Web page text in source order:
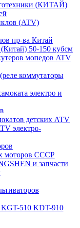
(КИТАЙ)
(ATV)
пр-ва Китай
(Китай) 50-150 кубсм
мопедов ATV
коммутаторы
электро и
детских ATV
электро-
моторов СССР
и запчасти
510 KDT-910